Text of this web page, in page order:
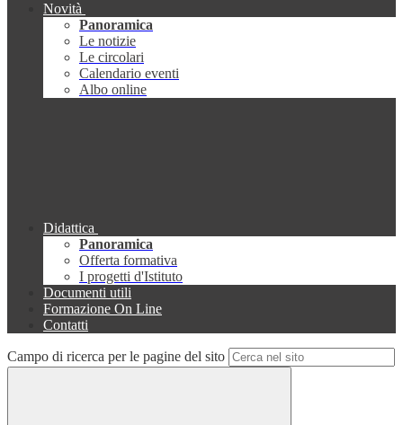
Novità
Panoramica
Le notizie
Le circolari
Calendario eventi
Albo online
Didattica
Panoramica
Offerta formativa
I progetti d'Istituto
Documenti utili
Formazione On Line
Contatti
Campo di ricerca per le pagine del sito